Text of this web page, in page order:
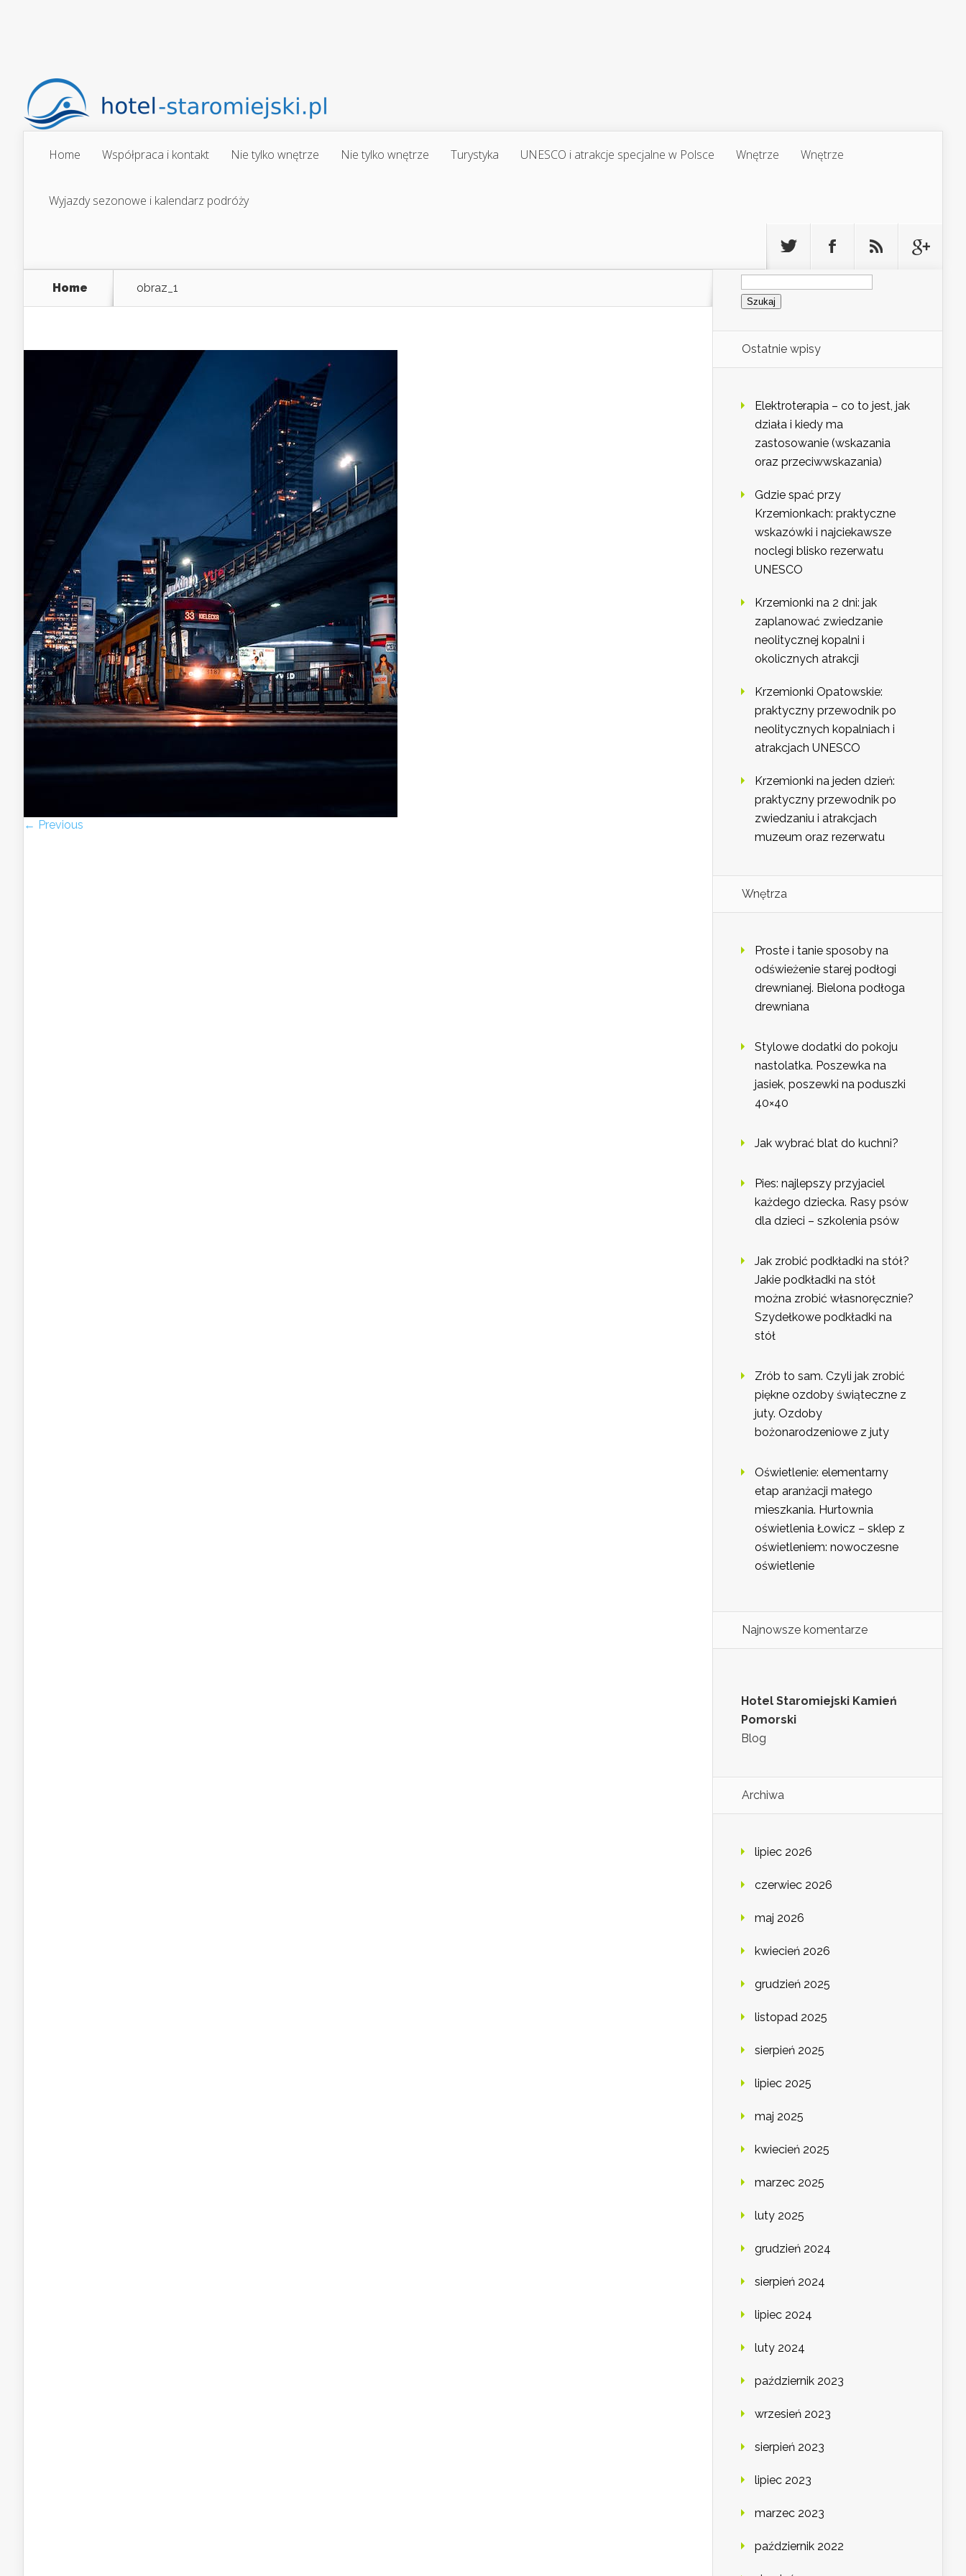
Home Współpraca i kontakt Nie tylko wnętrze Nie tylko wnętrze Turystyka UNESCO i atrakcje specjalne w Polsce Wnętrze Wnętrze
Wyjazdy sezonowe i kalendarz podróży
Home obraz_1
← Previous
Szukaj:
Ostatnie wpisy
Elektroterapia – co to jest, jak
działa i kiedy ma
zastosowanie (wskazania
oraz przeciwwskazania)
Gdzie spać przy
Krzemionkach: praktyczne
wskazówki i najciekawsze
noclegi blisko rezerwatu
UNESCO
Krzemionki na 2 dni: jak
zaplanować zwiedzanie
neolitycznej kopalni i
okolicznych atrakcji
Krzemionki Opatowskie:
praktyczny przewodnik po
neolitycznych kopalniach i
atrakcjach UNESCO
Krzemionki na jeden dzień:
praktyczny przewodnik po
zwiedzaniu i atrakcjach
muzeum oraz rezerwatu
Wnętrza
Proste i tanie sposoby na
odświeżenie starej podłogi
drewnianej. Bielona podłoga
drewniana
Stylowe dodatki do pokoju
nastolatka. Poszewka na
jasiek, poszewki na poduszki
40×40
Jak wybrać blat do kuchni?
Pies: najlepszy przyjaciel
każdego dziecka. Rasy psów
dla dzieci – szkolenia psów
Jak zrobić podkładki na stół?
Jakie podkładki na stół
można zrobić własnoręcznie?
Szydełkowe podkładki na
stół
Zrób to sam. Czyli jak zrobić
piękne ozdoby świąteczne z
juty. Ozdoby
bożonarodzeniowe z juty
Oświetlenie: elementarny
etap aranżacji małego
mieszkania. Hurtownia
oświetlenia Łowicz – sklep z
oświetleniem: nowoczesne
oświetlenie
Najnowsze komentarze
Hotel Staromiejski Kamień
Pomorski
Blog
Archiwa
lipiec 2026
czerwiec 2026
maj 2026
kwiecień 2026
grudzień 2025
listopad 2025
sierpień 2025
lipiec 2025
maj 2025
kwiecień 2025
marzec 2025
luty 2025
grudzień 2024
sierpień 2024
lipiec 2024
luty 2024
październik 2023
wrzesień 2023
sierpień 2023
lipiec 2023
marzec 2023
październik 2022